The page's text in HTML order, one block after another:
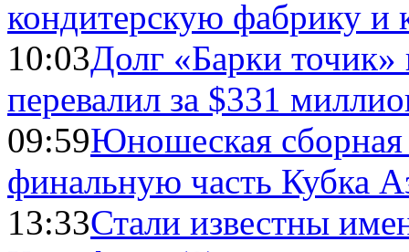
кондитерскую фабрику и
10:03Долг «Барки
перевалил за $331
09:59Юношеская
финальную часть Кубка
13:33Стали известны